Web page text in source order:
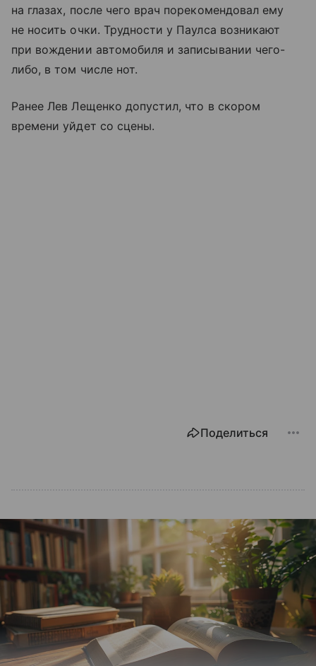
на глазах, после чего врач порекомендовал ему
не носить очки. Трудности у Паулса возникают
при вождении автомобиля и записывании чего-
либо, в том числе нот.
Ранее Лев Лещенко допустил, что в скором
времени уйдет со сцены.
Поделиться